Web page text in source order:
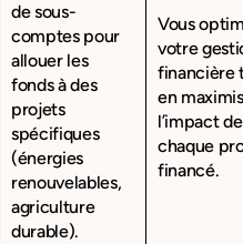
de sous-
comptes pour
allouer les
fonds à des
projets
spécifiques
(énergies
renouvelables,
agriculture
durable).
Vous
votre
financière
en
l’impact de
chaque
financé.